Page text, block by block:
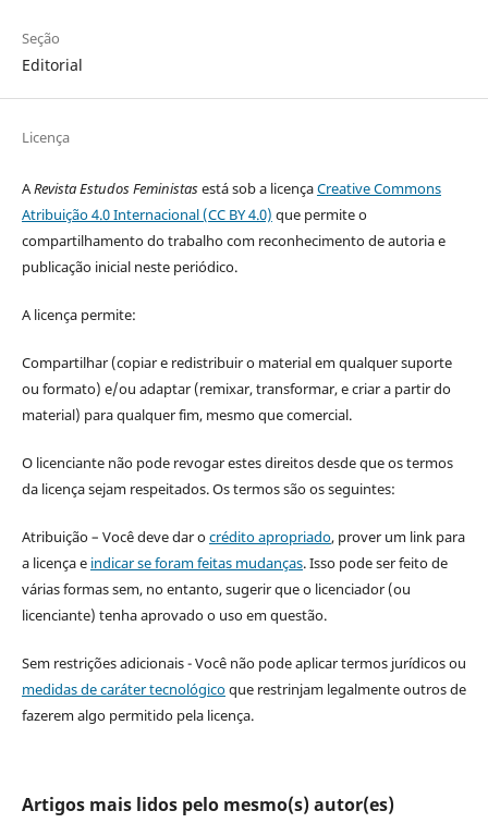
Seção
Editorial
Licença
ARevista Estudos Feministasestá sob a licençaCreative Commons
Atribuição 4.0 Internacional (CC BY 4.0) que permite o
compartilhamento do trabalho com reconhecimento de autoria e
publicação inicial neste periódico.
A licença permite:
Compartilhar (copiar e redistribuir o material em qualquer suporte
ou formato) e/ou adaptar (remixar, transformar, e criar a partir do
material) para qualquer fim, mesmo que comercial.
O licenciante não pode revogar estes direitos desde que os termos
da licença sejam respeitados. Os termos são os seguintes:
Atribuição – Você deve dar ocrédito apropriado, prover um link para
a licença e indicar se foram feitas mudanças. Isso pode ser feito de
várias formas sem, no entanto, sugerir que o licenciador (ou
licenciante) tenha aprovado o uso em questão.
Sem restrições adicionais - Você não pode aplicar termos jurídicos ou
medidas de caráter tecnológicoque restrinjam legalmente outros de
fazerem algo permitido pela licença.
Artigos mais lidos pelo mesmo(s) autor(es)